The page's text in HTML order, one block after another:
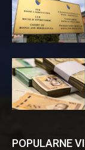
POPULARNE